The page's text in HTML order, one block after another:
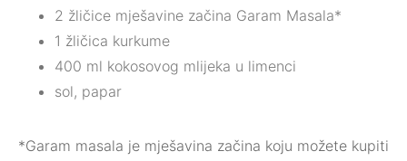
2 žličice mješavine začina Garam Masala*
1 žličica kurkume
400 ml kokosovog mlijeka u limenci
sol, papar
*Garam masala je mješavina začina koju možete kupiti